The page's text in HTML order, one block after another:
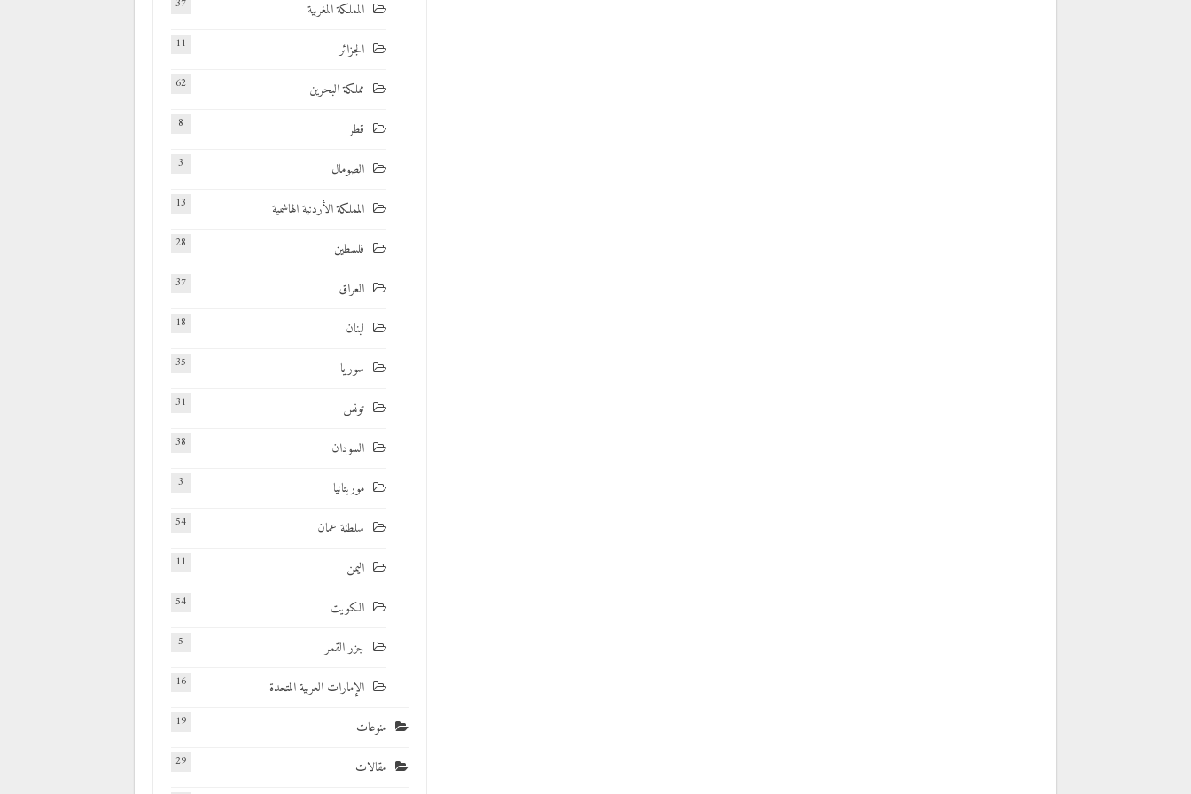
المملكة المغربية 37
الجزائر 11
مملكة البحرين 62
قطر 8
الصومال 3
المملكة الأردنية الهاشمية 13
فلسطين 28
العراق 37
لبنان 18
سوريا 35
تونس 31
السودان 38
موريتانيا 3
سلطنة عمان 54
اليمن 11
الكويت 54
جزر القمر 5
الإمارات العربية المتحدة 16
منوعات 19
مقالات 29